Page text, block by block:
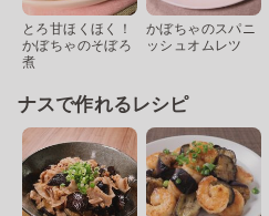
とろ甘ほくほく！
かぼちゃのそぼろ
煮
かぼちゃのスパニ
ッシュオムレツ
ナスで作れるレシピ